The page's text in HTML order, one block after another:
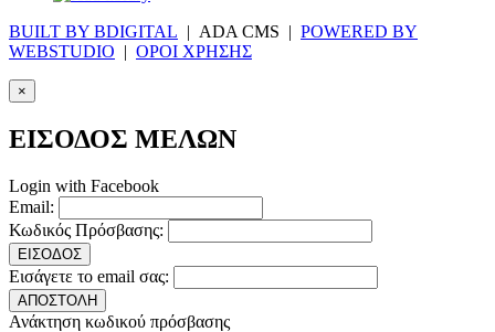
BUILT BY BDIGITAL | ADA CMS | POWERED BY
WEBSTUDIO | ΟΡΟΙ ΧΡΗΣΗΣ
×
ΕΙΣΟΔΟΣ ΜΕΛΩΝ
Login with Facebook
Email:
Κωδικός Πρόσβασης:
ΕΙΣΟΔΟΣ
Εισάγετε το email σας:
ΑΠΟΣΤΟΛΗ
Ανάκτηση κωδικού πρόσβασης